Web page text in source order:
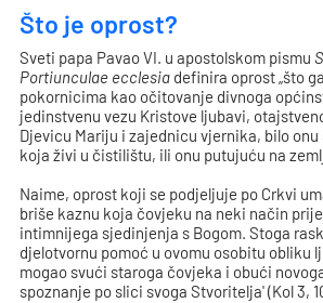
Što je oprost?
Sveti papa Pavao VI. u apostolskom pismu
Portiunculae ecclesia definira oprost „što
pokornicima kao očitovanje divnoga
jedinstvenu vezu Kristove ljubavi,
Djevicu Mariju i zajednicu vjernika, bilo onu
koja živi u čistilištu, ili onu putujuću na
Naime, oprost koji se podjeljuje po Crkvi
briše kaznu koja čovjeku na neki način
intimnijega sjedinjenja s Bogom. Stoga
djelotvornu pomoć u ovomu osobitu obliku
mogao svući staroga čovjeka i obući
spoznanje po slici svoga Stvoritelja' (Kol 3,